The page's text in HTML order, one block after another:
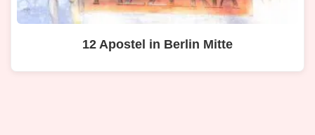
12 Apostel in Berlin Mitte